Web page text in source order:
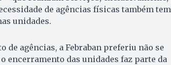
de agências físicas também tem
unidades.
de agências, a Febraban preferiu não se
encerramento das unidades faz parte da